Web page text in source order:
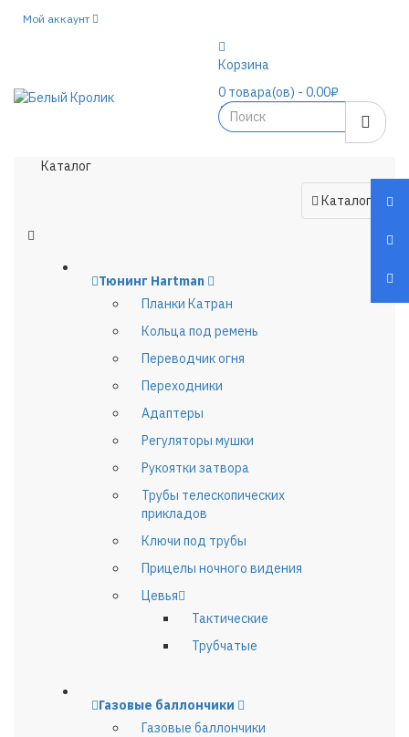
Мой аккаунт
Корзина
0 товара(ов) - 0.00₽
Каталог
Каталог
Тюнинг Hartman
Планки Катран
Кольца под ремень
Переводчик огня
Переходники
Адаптеры
Регуляторы мушки
Рукоятки затвора
Трубы телескопических
прикладов
Ключи под трубы
Прицелы ночного видения
Цевья
Тактические
Трубчатые
Газовые баллончики
Газовые баллончики